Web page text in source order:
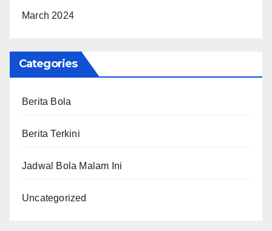
March 2024
Categories
Berita Bola
Berita Terkini
Jadwal Bola Malam Ini
Uncategorized